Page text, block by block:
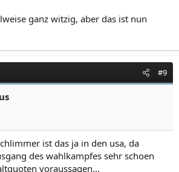
ganz witzig, aber das ist nun
#9
ist das ja in den usa, da
des wahlkampfes sehr schoen
voraussagen...